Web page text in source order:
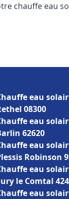
chauffe eau
eau
08300
eau
62620
eau
Robinson
eau
le Comtal
eau